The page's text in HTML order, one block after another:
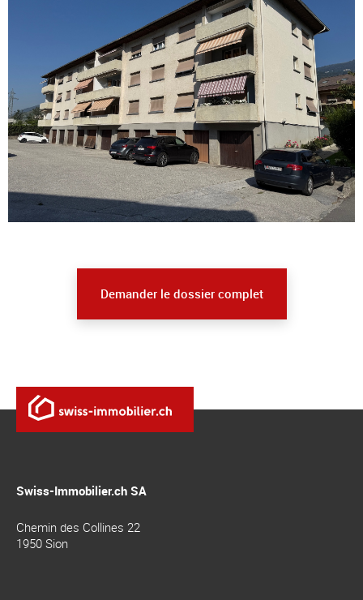
Demander le dossier complet
Swiss-Immobilier.ch SA
Chemin des Collines 22
1950 Sion